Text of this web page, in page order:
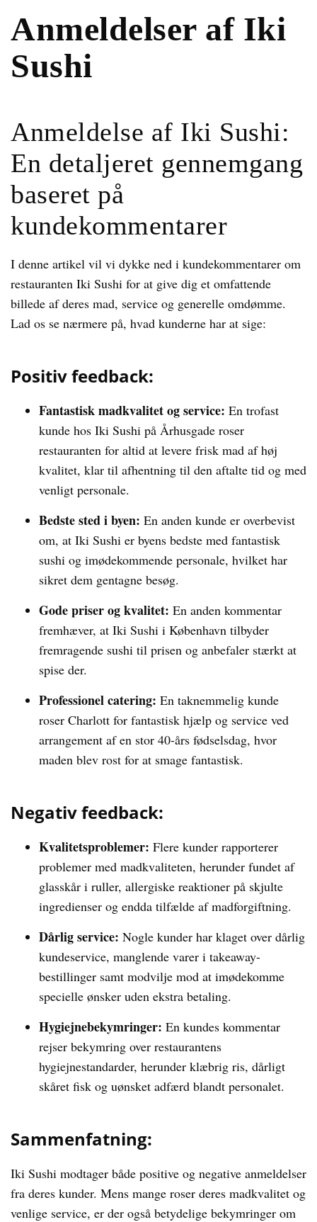
Anmeldelser af Iki
Sushi
Anmeldelse af Iki Sushi:
En detaljeret gennemgang
baseret på
kundekommentarer
I denne artikel vil vi dykke ned i kundekommentarer om
restauranten Iki Sushi for at give dig et omfattende
billede af deres mad, service og generelle omdømme.
Lad os se nærmere på, hvad kunderne har at sige:
Positiv feedback:
Fantastisk madkvalitet og service: En trofast
kunde hos Iki Sushi på Århusgade roser
restauranten for altid at levere frisk mad af høj
kvalitet, klar til afhentning til den aftalte tid og med
venligt personale.
Bedste sted i byen: En anden kunde er overbevist
om, at Iki Sushi er byens bedste med fantastisk
sushi og imødekommende personale, hvilket har
sikret dem gentagne besøg.
Gode priser og kvalitet: En anden kommentar
fremhæver, at Iki Sushi i København tilbyder
fremragende sushi til prisen og anbefaler stærkt at
spise der.
Professionel catering: En taknemmelig kunde
roser Charlott for fantastisk hjælp og service ved
arrangement af en stor 40-års fødselsdag, hvor
maden blev rost for at smage fantastisk.
Negativ feedback:
Kvalitetsproblemer: Flere kunder rapporterer
problemer med madkvaliteten, herunder fundet af
glasskår i ruller, allergiske reaktioner på skjulte
ingredienser og endda tilfælde af madforgiftning.
Dårlig service: Nogle kunder har klaget over dårlig
kundeservice, manglende varer i takeaway-
bestillinger samt modvilje mod at imødekomme
specielle ønsker uden ekstra betaling.
Hygiejnebekymringer: En kundes kommentar
rejser bekymring over restaurantens
hygiejnestandarder, herunder klæbrig ris, dårligt
skåret fisk og uønsket adfærd blandt personalet.
Sammenfatning:
Iki Sushi modtager både positive og negative anmeldelser
fra deres kunder. Mens mange roser deres madkvalitet og
venlige service, er der også betydelige bekymringer om